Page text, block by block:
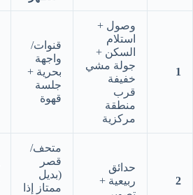
1
وصول +
استلام
السكن +
جولة مشي
خفيفة
قرب
منطقة
مركزية
قنوات/
واجهة
بحرية +
جلسة
قهوة
2
حدائق
ربيعية +
متحف/
قصر
(بديل
ممتاز إذا